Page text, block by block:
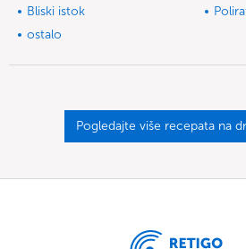
Bliski istok
ostalo
Pogledajte više recepata na